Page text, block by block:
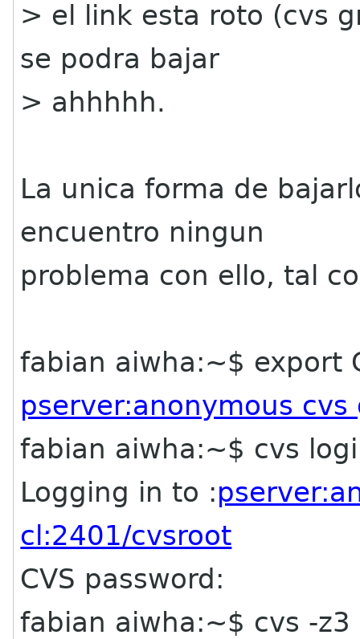
> el link esta roto (cvs
se podra bajar
> ahhhhh.
La unica forma de
encuentro ningun
problema con ello, tal
fabian aiwha:~$ export
pserver:anonymous
fabian aiwha:~$ cvs
Logging in to :
cl:2401/cvsroot
CVS password:
fabian aiwha:~$ cvs -z3